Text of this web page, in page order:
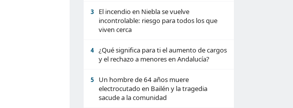
3
El incendio en Niebla se vuelve
incontrolable: riesgo para todos los que
viven cerca
4
¿Qué significa para ti el aumento de cargos
y el rechazo a menores en Andalucía?
5
Un hombre de 64 años muere
electrocutado en Bailén y la tragedia
sacude a la comunidad